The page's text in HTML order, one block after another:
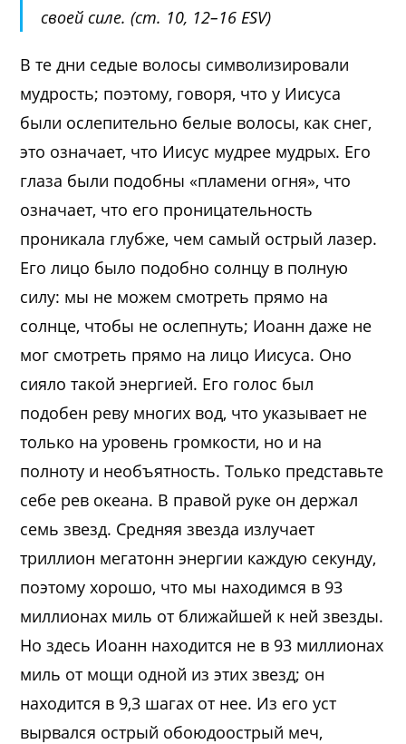
своей силе. (ст. 10, 12–16 ESV)
В те дни седые волосы символизировали
мудрость; поэтому, говоря, что у Иисуса
были ослепительно белые волосы, как снег,
это означает, что Иисус мудрее мудрых. Его
глаза были подобны «пламени огня», что
означает, что его проницательность
проникала глубже, чем самый острый лазер.
Его лицо было подобно солнцу в полную
силу: мы не можем смотреть прямо на
солнце, чтобы не ослепнуть; Иоанн даже не
мог смотреть прямо на лицо Иисуса. Оно
сияло такой энергией. Его голос был
подобен реву многих вод, что указывает не
только на уровень громкости, но и на
полноту и необъятность. Только представьте
себе рев океана. В правой руке он держал
семь звезд. Средняя звезда излучает
триллион мегатонн энергии каждую секунду,
поэтому хорошо, что мы находимся в 93
миллионах миль от ближайшей к ней звезды.
Но здесь Иоанн находится не в 93 миллионах
миль от мощи одной из этих звезд; он
находится в 9,3 шагах от нее. Из его уст
вырвался острый обоюдоострый меч,